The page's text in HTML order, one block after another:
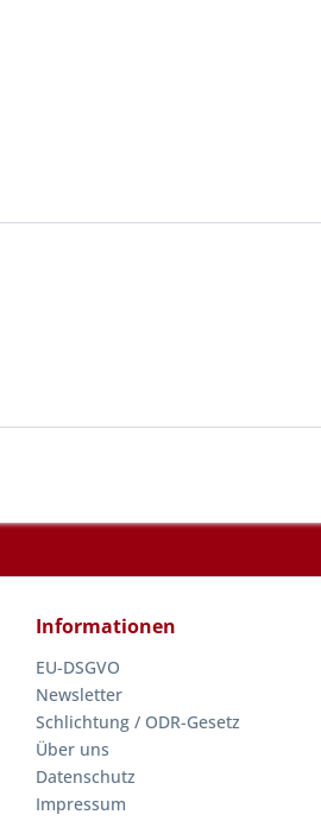
Informationen
EU-DSGVO
Newsletter
Schlichtung / ODR-Gesetz
Über uns
Datenschutz
Impressum